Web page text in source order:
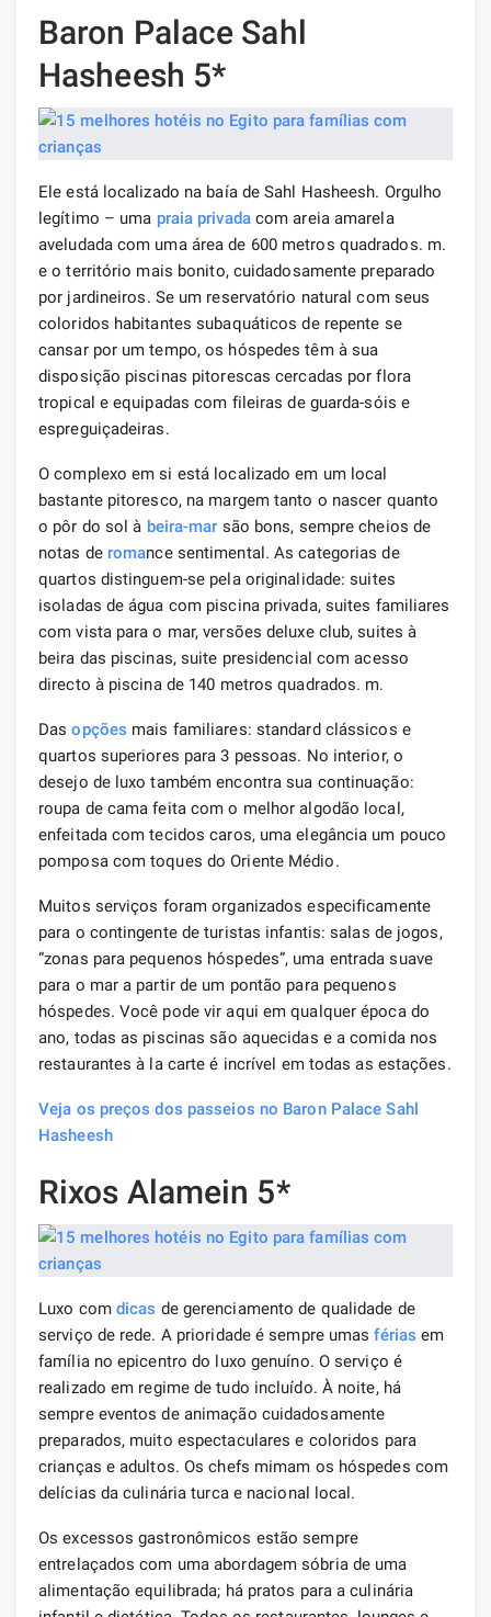
Baron Palace Sahl
Hasheesh 5*
Ele está localizado na baía de Sahl Hasheesh. Orgulho
legítimo – uma praia privadacom areia amarela
aveludada com uma área de 600 metros quadrados. m.
e o território mais bonito, cuidadosamente preparado
por jardineiros. Se um reservatório natural com seus
coloridos habitantes subaquáticos de repente se
cansar por um tempo, os hóspedes têm à sua
disposição piscinas pitorescas cercadas por flora
tropical e equipadas com fileiras de guarda-sóis e
espreguiçadeiras.
O complexo em si está localizado em um local
bastante pitoresco, na margem tanto o nascer quanto
o pôr do sol à beira-mar são bons, sempre cheios de
notas de romance sentimental. As categorias de
quartos distinguem-se pela originalidade: suites
isoladas de água com piscina privada, suites familiares
com vista para o mar, versões deluxe club, suites à
beira das piscinas, suite presidencial com acesso
directo à piscina de 140 metros quadrados. m.
Dasopções mais familiares: standard clássicos e
quartos superiores para 3 pessoas. No interior, o
desejo de luxo também encontra sua continuação:
roupa de cama feita com o melhor algodão local,
enfeitada com tecidos caros, uma elegância um pouco
pomposa com toques do Oriente Médio.
Muitos serviços foram organizados especificamente
para o contingente de turistas infantis: salas de jogos,
“zonas para pequenos hóspedes”, uma entrada suave
para o mar a partir de um pontão para pequenos
hóspedes. Você pode vir aqui em qualquer época do
ano, todas as piscinas são aquecidas e a comida nos
restaurantes à la carte é incrível em todas as estações.
Veja os preços dos passeios no Baron Palace Sahl
Hasheesh
Rixos Alamein 5*
Luxo com dicas de gerenciamento de qualidade de
serviço de rede. A prioridade é sempre umasférias em
família no epicentro do luxo genuíno. O serviço é
realizado em regime de tudo incluído. À noite, há
sempre eventos de animação cuidadosamente
preparados, muito espectaculares e coloridos para
crianças e adultos. Os chefs mimam os hóspedes com
delícias da culinária turca e nacional local.
Os excessos gastronômicos estão sempre
entrelaçados com uma abordagem sóbria de uma
alimentação equilibrada; há pratos para a culinária